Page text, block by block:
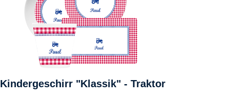
Kindergeschirr "Klassik" - Traktor